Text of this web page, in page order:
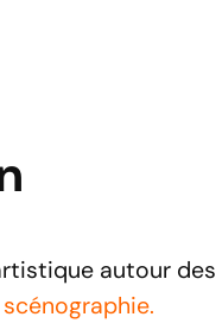
autour